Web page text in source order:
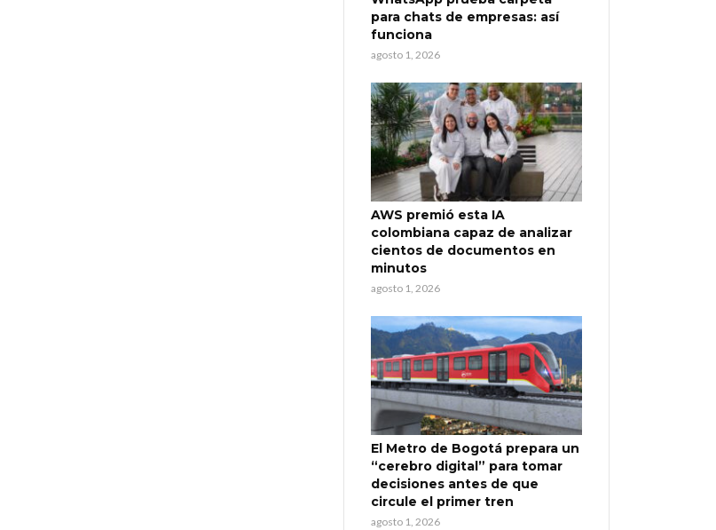
para chats de empresas: así
funciona
agosto 1, 2026
AWS premió esta IA
colombiana capaz de analizar
cientos de documentos en
minutos
agosto 1, 2026
El Metro de Bogotá prepara un
“cerebro digital” para tomar
decisiones antes de que
circule el primer tren
agosto 1, 2026